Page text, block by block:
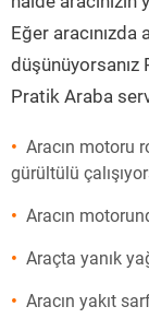
Eğer aracınızda
düşünüyorsanız
Pratik Araba
Aracın motoru
gürültülü
Aracın
Araçta yanık
Aracın yakıt